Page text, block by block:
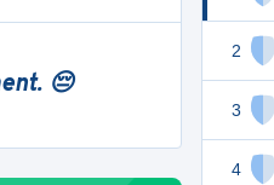
😔
2
3
4